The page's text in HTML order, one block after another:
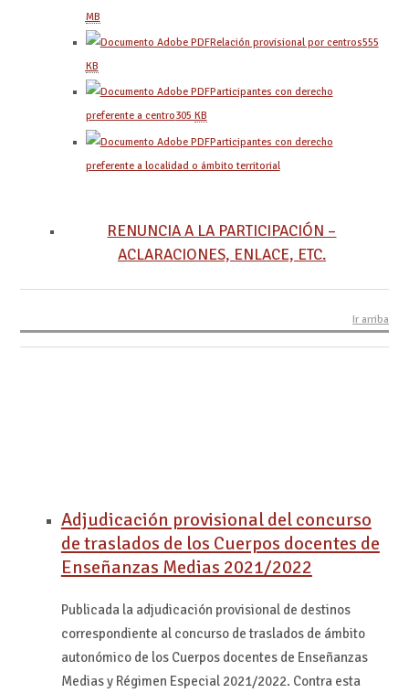
MB
Relación provisional por centros555
KB
Participantes con derecho
preferente a centro305 KB
Participantes con derecho
preferente a localidad o ámbito territorial
RENUNCIA A LA PARTICIPACIÓN –
ACLARACIONES, ENLACE, ETC.
Ir arriba
Adjudicación provisional del concurso
de traslados de los Cuerpos docentes de
Enseñanzas Medias 2021/2022
Publicada la adjudicación provisional de destinos
correspondiente al concurso de traslados de ámbito
autonómico de los Cuerpos docentes de Enseñanzas
Medias y Régimen Especial 2021/2022. Contra esta